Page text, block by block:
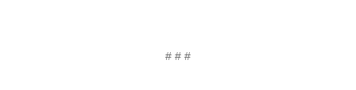
# # #